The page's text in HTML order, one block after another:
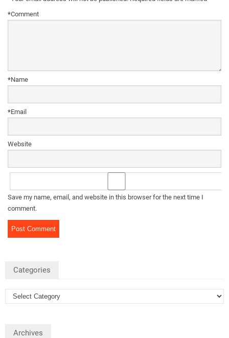
Comment
*
Name
*
Email
*
Website
Save my name, email, and website in this browser for the next time I
comment.
Categories
Archives